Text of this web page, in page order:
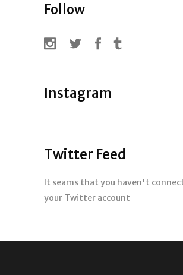
Follow
Instagram
Twitter Feed
It seams that you haven't
your Twitter account